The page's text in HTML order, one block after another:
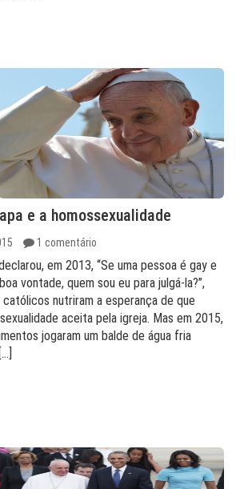
e a homossexualidade
1 comentário
em 2013, “Se uma pessoa é gay e
vontade, quem sou eu para julgá-la?”,
nutriram a esperança de que
aceita pela igreja. Mas em 2015,
jogaram um balde de água fria